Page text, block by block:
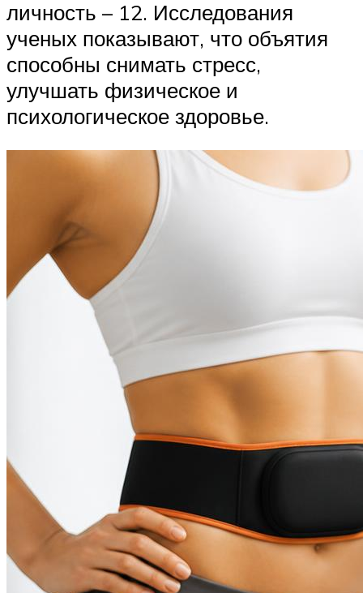
личность – 12. Исследования
ученых показывают, что объятия
способны снимать стресс,
улучшать физическое и
психологическое здоровье.